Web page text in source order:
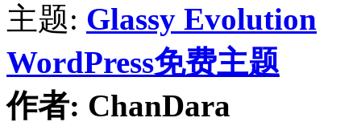
主题: Glassy Evolution
WordPress免费主题
作者: ChanDara